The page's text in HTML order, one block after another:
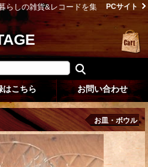
らしの雑貨&レコードを集
PCサイト
はこちら お問い合わせ
お皿・ボウル